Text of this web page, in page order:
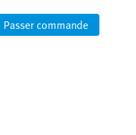
Passer commande